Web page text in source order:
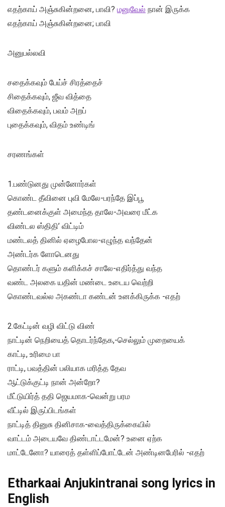
எதற்காய் அஞ்சுகின்றனை, பாவி? மனுவேல் நான் இருக்க
எதற்காய் அஞ்சுகின்றனை; பாவி
அனுபல்லவி
சதைக்கவும் பேய்ச் சிரத்தைச்
சிதைக்கவும், ஜீவ வித்தை
விதைக்கவும், பவம் அறப்
புதைக்கவும், விதம் உண்டிங்
சரணங்கள்
1.பண்டுனது முன்னோர்கள்
கொண்ட தீவினை புவி மேலே-பரந்தே இப்பூ
தண்டனைக்குள் அமைந்த தாலே-அவரை மீட்க
விண்டல ஸ்திதி’ விட்டிம்
மண்டலத் தினில் ஏழைபோல-எழுந்த வந்தேன்
அண்டர்க ளோடெனது
தொண்டர் களும் களிக்கச் சாலே-எதிர்த்து வந்த
வண்ட அலகை யதின் மண்டை உடைய வெற்றி
கொண்டவல்ல அகண்டா கண்டன் உனக்கிருக்க -எதற்
2.கேட்டின் வழி விட்டு விண்
நாட்டின் நெறியைத் தொடர்ந்தேக,-செல்லும் முறையைக்
காட்டி, உரிமை பா
ராட்டி, பவத்தின் பலியாக மரித்த தேவ
ஆட்டுக்குட்டி நான் அன்றோ?
மீட்டுயிர்த் ததி ஜெயமாக-வென்று பரம
வீட்டில் இருப்பிடங்கள்
நாட்டித் தினுசு தினிசாக-வைத்திருக்கையில்
வாட்டம் அடையவே திண்டாட்டமேன்? உனை ஏற்க
மாட்டேனோ? யாரைத் தள்ளிப்போட்டேன் அண்டினபேரில் -எதற்
Etharkaai Anjukintranai song lyrics in
English